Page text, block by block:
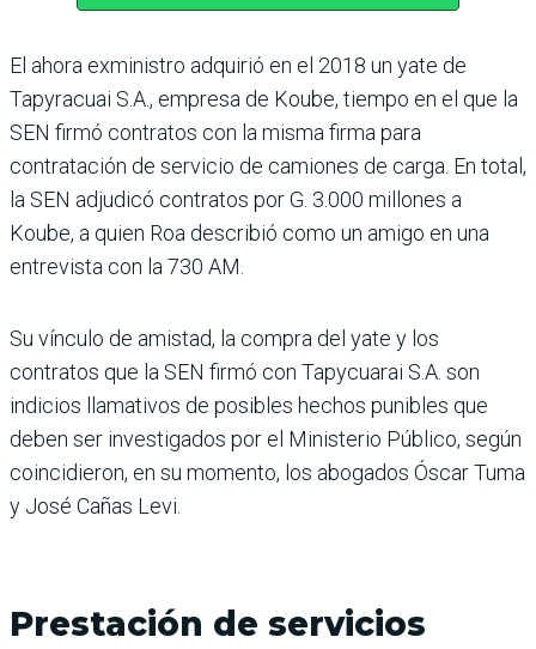
El ahora exministro adquirió en el 2018 un yate de
Tapyracuai S.A., empresa de Koube, tiempo en el que la
SEN firmó contratos con la misma firma para
contratación de servicio de camiones de carga. En total,
la SEN adjudicó contratos por G. 3.000 millones a
Koube, a quien Roa describió como un amigo en una
entrevista con la 730 AM.
Su vínculo de amistad, la compra del yate y los
contratos que la SEN firmó con Tapycuarai S.A. son
indicios llamativos de posibles hechos punibles que
deben ser investigados por el Ministerio Público, según
coincidieron, en su momento, los abogados Óscar Tuma
y José Cañas Levi.
Prestación de servicios